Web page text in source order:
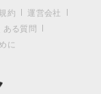
約
運営会社
ある質問
に